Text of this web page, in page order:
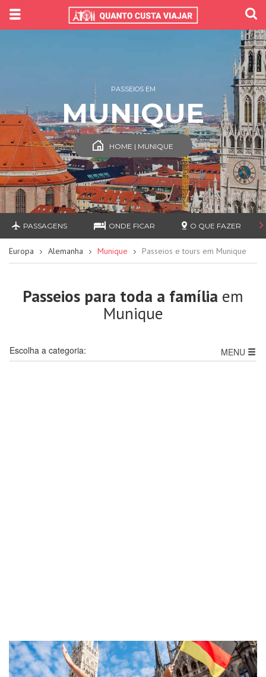
PASSEIOS EM
MUNIQUE
HOME | MUNIQUE
PASSAGENS ONDE FICAR O QUE FAZER
Europa Alemanha Munique Passeios e tours em Munique
Passeios para toda a família em
Munique
MENU
Escolha a categoria: